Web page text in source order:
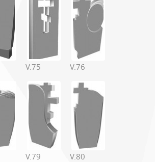
V.75 V.76
V.79 V.80